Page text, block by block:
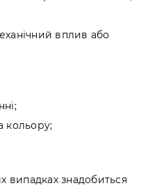
вплив або
кольору;
випадках знадобиться